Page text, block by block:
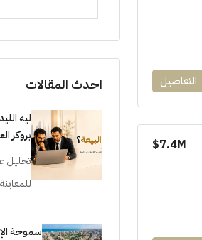
التفاصيل
7.4M$
احدث المقالات
ليه
بروكر
تحليل